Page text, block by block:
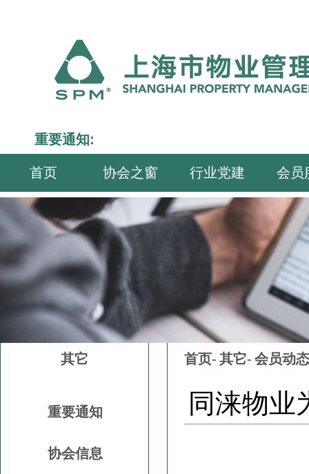
重要通知:
首页 协会之窗 行业党建 会员
其它
重要通知
协会信息
首页- 其它- 会员动态
同涞物业